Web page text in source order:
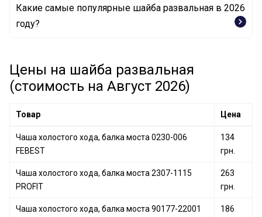
Чаша холостого хода, балка моста 1230-POR FEBEST
Чаша холостого хода, балка моста 2307-1110 PROFIT
Какие самые популярные шайба развальная в 2026
году?
Чаша холостого хода, балка моста 0132-007 FEBEST
Чаша холостого хода, балка моста 48198-60020
TOYOTA
NISSAN
Чаша холостого хода, балка моста 4819832040
TOYOTA
Цены на шайба развальная
(стоимость на Август 2026)
Товар Цена
Чаша холостого хода, балка моста 0230-006
FEBEST
134
грн.
Чаша холостого хода, балка моста 2307-1115
PROFIT
263
грн.
Чаша холостого хода, балка моста 90177-22001
186